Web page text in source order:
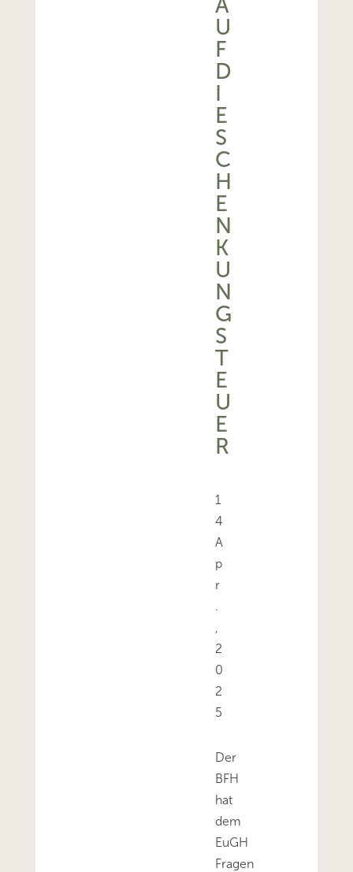
A
U
F
D
I
E
S
C
H
E
N
K
U
N
G
S
T
E
U
E
R
1
4
A
p
r
.
,
2
0
2
5
Der
BFH
hat
dem
EuGH
Fragen